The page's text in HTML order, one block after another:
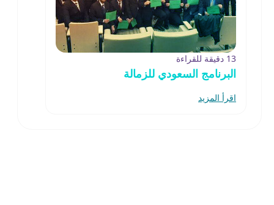
13 دقيقة للقراءة
البرنامج السعودي للزمالة
اقرأ المزيد